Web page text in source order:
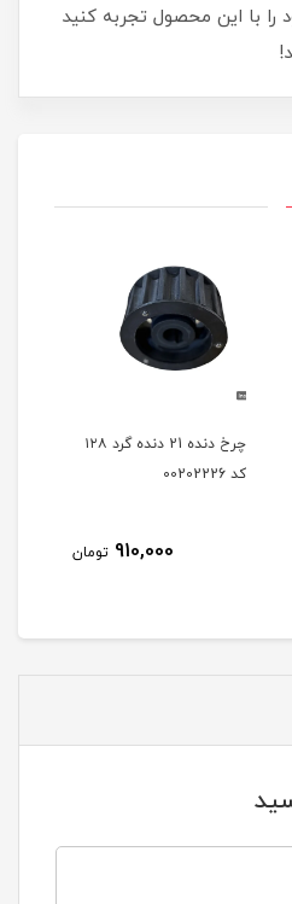
را با این محصول تجربه کنید
چرخ دنده 21 دنده گرد ۱۲۸
کد 00202226
910,000 تومان